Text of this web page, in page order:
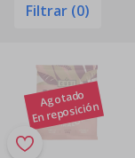
Filtrar (0)
Agotado
En reposición